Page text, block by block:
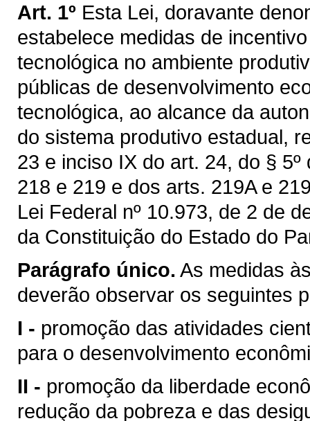
Art. 1º Esta Lei, doravante
estabelece medidas de
tecnológica no ambiente
públicas de desenvolvimento
tecnológica, ao alcance da
do sistema produtivo estadual,
23 e inciso IX do art. 24, do §
218 e 219 e dos arts. 219A e
Lei Federal nº 10.973, de 2 de
da Constituição do Estado do
Parágrafo único. As medidas
deverão observar os seguintes
I - promoção das atividades
para o desenvolvimento
II - promoção da liberdade
redução da pobreza e das